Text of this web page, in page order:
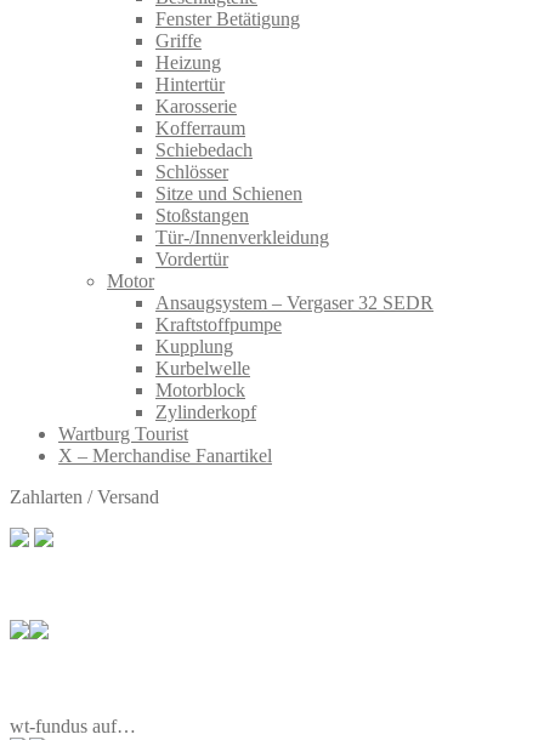
Fenster Betätigung
Griffe
Heizung
Hintertür
Karosserie
Kofferraum
Schiebedach
Schlösser
Sitze und Schienen
Stoßstangen
Tür-/Innenverkleidung
Vordertür
Motor
Ansaugsystem – Vergaser 32 SEDR
Kraftstoffpumpe
Kupplung
Kurbelwelle
Motorblock
Zylinderkopf
Wartburg Tourist
X – Merchandise Fanartikel
Zahlarten / Versand
wt-fundus auf…